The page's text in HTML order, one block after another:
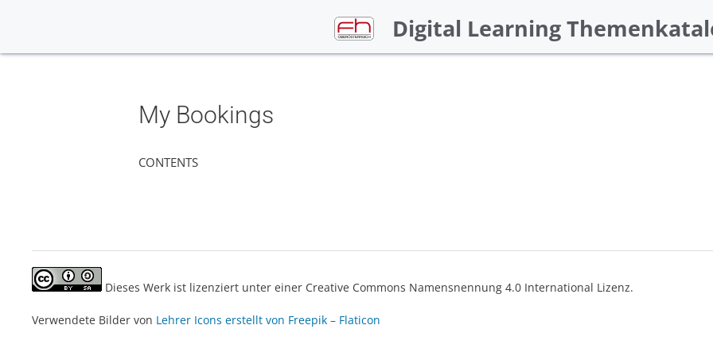
Digital Learning
My Bookings
CONTENTS
Dieses Werk ist lizenziert unter einer Creative Commons Namensnennung 4.0 International Lizenz.
Verwendete Bilder von Lehrer Icons erstellt von Freepik – Flaticon